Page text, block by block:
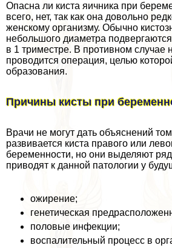
Опасна ли киста яичника при
всего, нет, так как она довольно
женскому организму. Обычно
небольшого диаметра
в 1 триместре. В противном случае
проводится операция, целью
образования.
Причины кисты при
Врачи не могут дать объяснений
развивается киста правого или
беременности, но они выделяют
приводят к данной патологии у
ожирение;
генетическая
пoлoвые инфекции;
воспалительный процесс в